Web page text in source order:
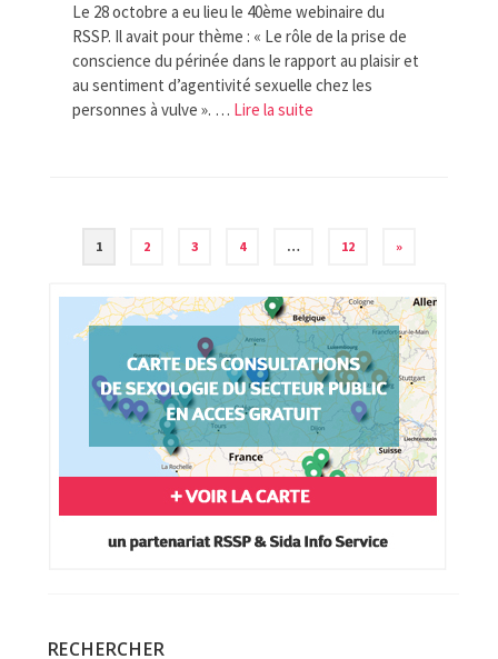
Le 28 octobre a eu lieu le 40ème webinaire du
RSSP. Il avait pour thème : « Le rôle de la prise de
conscience du périnée dans le rapport au plaisir et
au sentiment d’agentivité sexuelle chez les
personnes à vulve ». … Lire la suite­­
Navigation
articles
1 2 3 4 … 12 »
RECHERCHER